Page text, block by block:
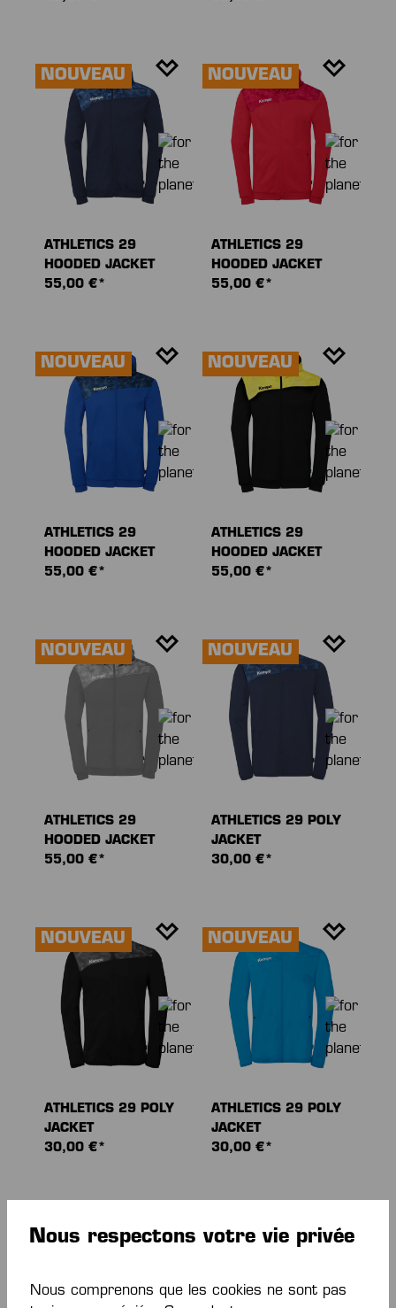
NOUVEAU
ATHLETICS 29
HOODED JACKET
55,00 €*
NOUVEAU
ATHLETICS 29
HOODED JACKET
55,00 €*
NOUVEAU
ATHLETICS 29
HOODED JACKET
55,00 €*
NOUVEAU
ATHLETICS 29
HOODED JACKET
55,00 €*
NOUVEAU
ATHLETICS 29
HOODED JACKET
55,00 €*
NOUVEAU
ATHLETICS 29 POLY
JACKET
30,00 €*
NOUVEAU
ATHLETICS 29 POLY
JACKET
30,00 €*
NOUVEAU
ATHLETICS 29 POLY
JACKET
30,00 €*
NOUVEAU NOUVEAU
Nous respectons votre vie privée
Nous comprenons que les cookies ne sont pas